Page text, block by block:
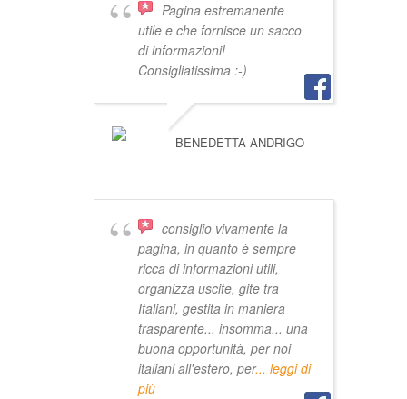
Pagina estremanente
utile e che fornisce un sacco
di informazioni!
Consigliatissima :-)
BENEDETTA ANDRIGO
consiglio vivamente la
pagina, in quanto è sempre
ricca di informazioni utili,
organizza uscite, gite tra
Italiani, gestita in maniera
trasparente... insomma... una
buona opportunità, per noi
italiani all'estero, per... leggi di
più